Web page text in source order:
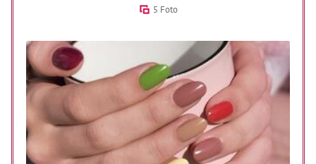
5 Foto